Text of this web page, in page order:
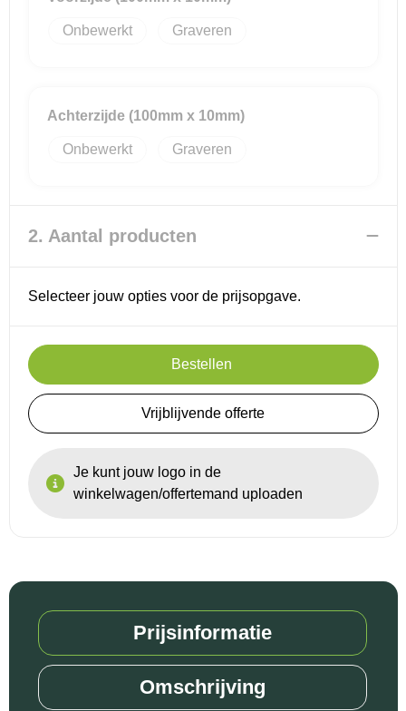
Onbewerkt Graveren
Achterzijde (100mm x 10mm)
Onbewerkt Graveren
2. Aantal producten
Selecteer jouw opties voor de prijsopgave.
Bestellen
Vrijblijvende offerte
Je kunt jouw logo in de
winkelwagen/offertemand uploaden
Prijsinformatie
Omschrijving